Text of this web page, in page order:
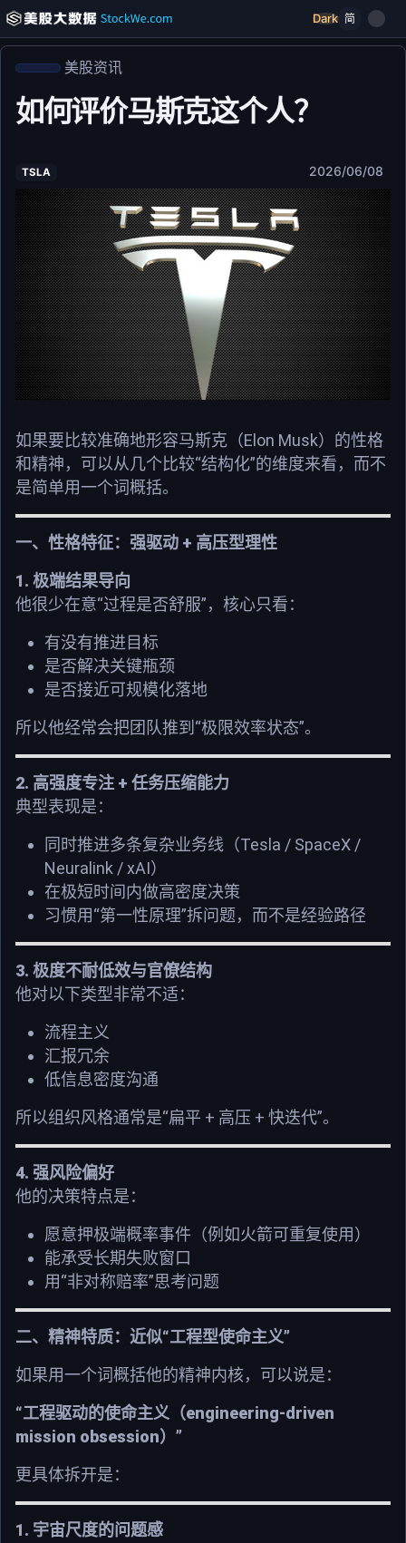
Dark 简
美股资讯
如何评价马斯克这个人？
TSLA 2026/06/08
如果要比较准确地形容马斯克（Elon Musk）的性格
和精神，可以从几个比较“结构化”的维度来看，而不
是简单用一个词概括。
一、性格特征：强驱动 + 高压型理性
1. 极端结果导向
他很少在意“过程是否舒服” ，核心只看：
有没有推进目标
是否解决关键瓶颈
是否接近可规模化落地
所以他经常会把团队推到 “极限效率状态”。
2. 高强度专注 + 任务压缩能力
典型表现是：
同时推进多条复杂业务线（Tesla / SpaceX /
Neuralink / xAI）
在极短时间内做高密度决策
习惯用 “第一性原理”拆问题，而不是经验路径
3. 极度不耐低效与官僚结构
他对以下类型非常不适：
流程主义
汇报冗余
低信息密度沟通
所以组织风格通常是“扁平 + 高压 + 快迭代”。
4. 强风险偏好
他的决策特点是：
愿意押极端概率事件（例如火箭可重复使用）
能承受长期失败窗口
用 “非对称赔率”思考问题
二、精神特质：近似“工程型使命主义”
如果用一个词概括他的精神内核，可以说是：
“工程驱动的使命主义（engineering-driven
mission obsession） ”
更具体拆开是：
1. 宇宙尺度的问题感